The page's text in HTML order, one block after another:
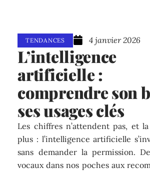
TENDANCES 4 janvier 2026
L’intelligence
artificielle :
comprendre son
ses usages clés
Les chiffres n’attendent pas, et
plus : l’intelligence artificielle
sans demander la permission.
vocaux dans nos poches aux